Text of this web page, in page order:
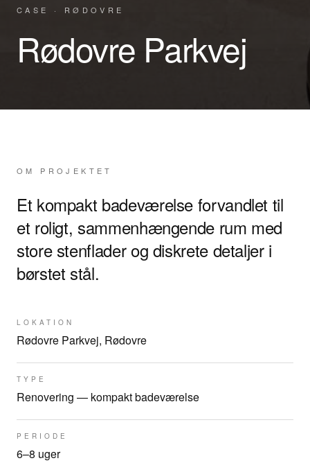
CASE · RØDOVRE
Rødovre Parkvej
OM PROJEKTET
Et kompakt badeværelse forvandlet til
et roligt, sammenhængende rum med
store stenflader og diskrete detaljer i
børstet stål.
LOKATION
Rødovre Parkvej, Rødovre
TYPE
Renovering — kompakt badeværelse
PERIODE
6–8 uger